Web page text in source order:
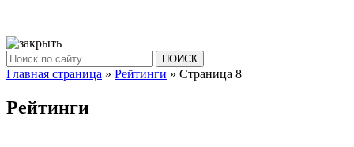
ПОИСК
Главная страница » Рейтинги » Страница 8
Рейтинги